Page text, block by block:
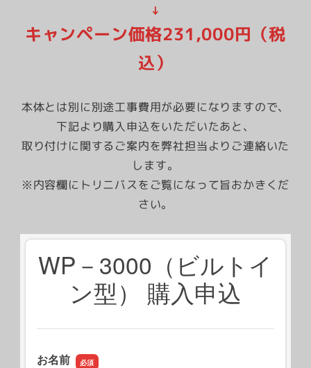
↓
キャンペーン価格231,000円（税
込）
本体とは別に別途工事費用が必要になりますので、
下記より購入申込をいただいたあと、
取り付けに関するご案内を弊社担当よりご連絡いた
します。
※内容欄にトリニバスをご覧になって旨おかきくだ
さい。